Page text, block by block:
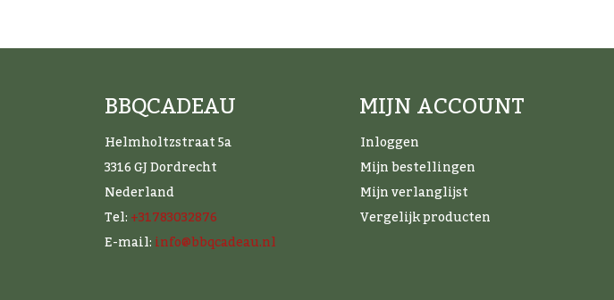
BBQCADEAU
Helmholtzstraat 5a
3316 GJ Dordrecht
Nederland
Tel:+31783032876
E-mail:info@bbqcadeau.nl
MIJN ACCOUNT
Inloggen
Mijn bestellingen
Mijn verlanglijst
Vergelijk producten